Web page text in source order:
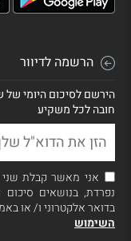
הרשמה לדיוור
הירשם לסיכום היומי של
חובה לכל משקיע
אני מאשר קבלת שני
נפרדת, בנושאים סיכום
בדואר אלקטרוני ו/ או
השימוש